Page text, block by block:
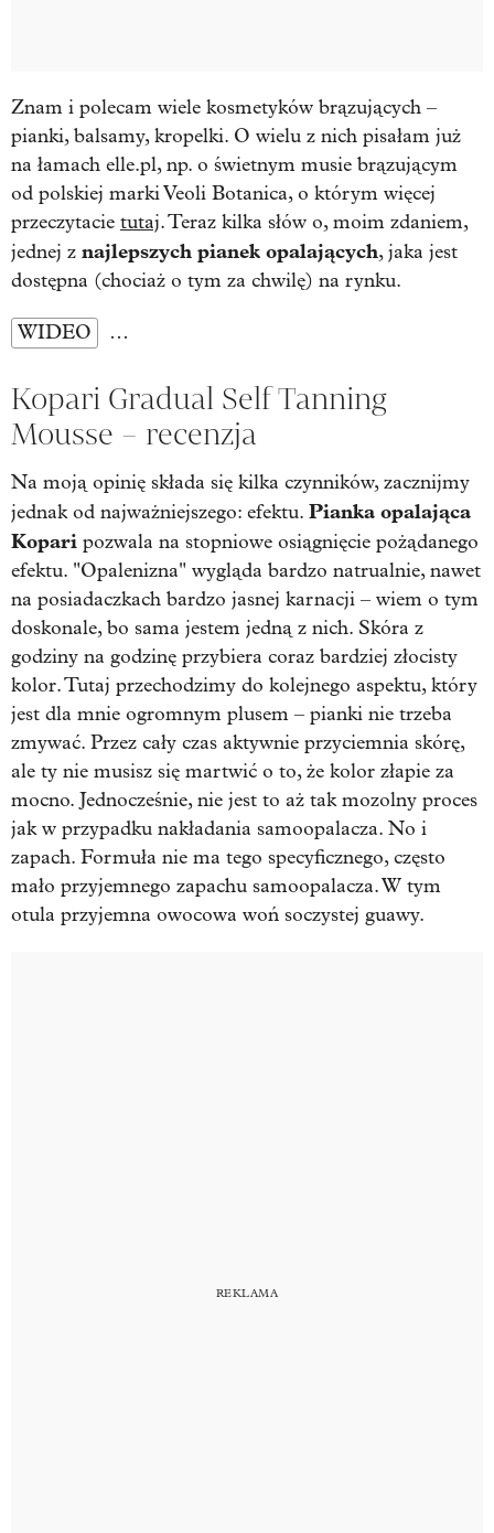
Znam i polecam wiele kosmetyków brązujących –
pianki, balsamy, kropelki. O wielu z nich pisałam już
na łamach elle.pl, np. o świetnym musie brązującym
od polskiej marki Veoli Botanica, o którym więcej
przeczytacie tutaj. Teraz kilka słów o, moim zdaniem,
jednej z najlepszych pianek opalających, jaka jest
dostępna (chociaż o tym za chwilę) na rynku.
WIDEO …
Kopari Gradual Self Tanning
Mousse – recenzja
Na moją opinię składa się kilka czynników, zacznijmy
jednak od najważniejszego: efektu. Pianka opalająca
Kopari pozwala na stopniowe osiągnięcie pożądanego
efektu. "Opalenizna" wygląda bardzo natrualnie, nawet
na posiadaczkach bardzo jasnej karnacji – wiem o tym
doskonale, bo sama jestem jedną z nich. Skóra z
godziny na godzinę przybiera coraz bardziej złocisty
kolor. Tutaj przechodzimy do kolejnego aspektu, który
jest dla mnie ogromnym plusem – pianki nie trzeba
zmywać. Przez cały czas aktywnie przyciemnia skórę,
ale ty nie musisz się martwić o to, że kolor złapie za
mocno. Jednocześnie, nie jest to aż tak mozolny proces
jak w przypadku nakładania samoopalacza. No i
zapach. Formuła nie ma tego specyficznego, często
mało przyjemnego zapachu samoopalacza. W tym
otula przyjemna owocowa woń soczystej guawy.